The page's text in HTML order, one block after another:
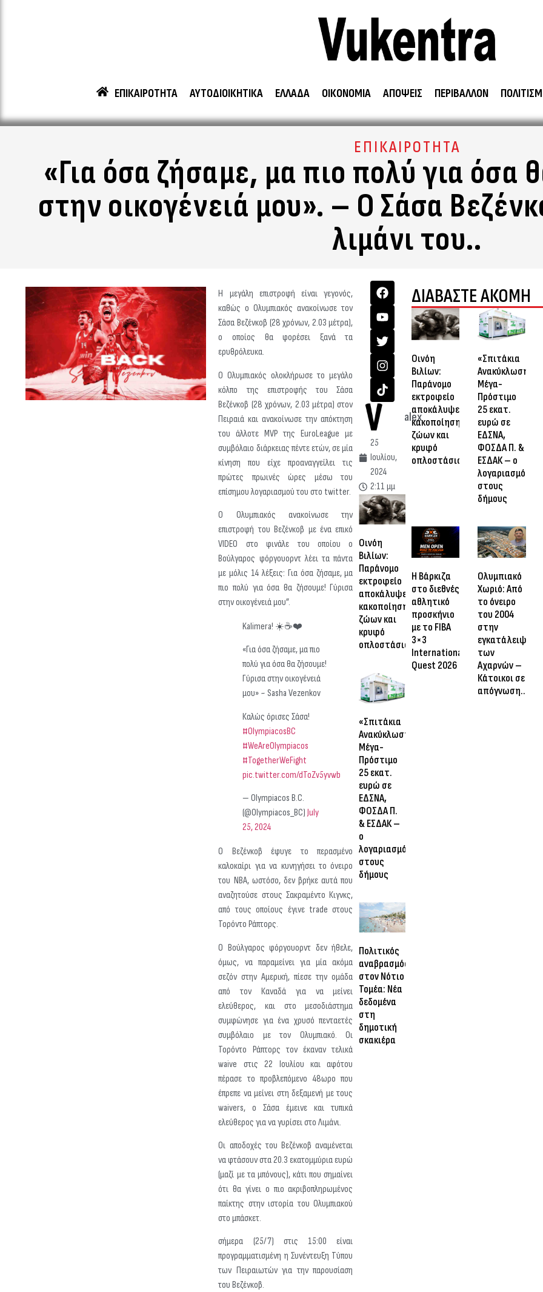
ΕΠΙΚΑΙΡΟΤΗΤΑ ΑΥΤΟΔΙΟΙΚΗΤΙΚΑ ΕΛΛΑΔΑ ΟΙΚΟΝΟΜΙΑ ΑΠΟΨΕΙΣ ΠΕΡΙΒΑΛΛΟΝ
ΕΠΙΚΑΙΡΟΤΗΤΑ
«Για όσα ζήσαμε, μα πιο πολύ για όσα
στην οικογένειά μου». – Ο Σάσα
λιμάνι του..
Η μεγάλη επιστροφή είναι γεγονός,
καθώς ο Ολυμπιακός ανακοίνωσε τον
Σάσα Βεζένκοβ (28 χρόνων, 2.03 μέτρα),
ο οποίος θα φορέσει ξανά τα
ερυθρόλευκα.
Ο Ολυμπιακός ολοκλήρωσε το μεγάλο
κόλπο της επιστροφής του Σάσα
Βεζένκοβ (28 χρόνων, 2.03 μέτρα) στον
Πειραιά και ανακοίνωσε την απόκτηση
του άλλοτε MVP της EuroLeague με
συμβόλαιο διάρκειας πέντε ετών, σε μία
κίνηση που είχε προαναγγείλει τις
πρώτες πρωινές ώρες μέσω του
επίσημου λογαριασμού του στο twitter.
Ο Ολυμπιακός ανακοίνωσε την
επιστροφή του Βεζένκοβ με ένα επικό
VIDEO στο φινάλε του οποίου ο
Βούλγαρος φόργουορντ λέει τα πάντα
με μόλις 14 λέξεις: Για όσα ζήσαμε, μα
πιο πολύ για όσα θα ζήσουμε! Γύρισα
στην οικογένειά μου”.
Kalimera! ☀️☕️❤️
«Για όσα ζήσαμε, μα πιο
πολύ για όσα θα ζήσουμε!
Γύρισα στην οικογένειά
μου» ~ Sasha Vezenkov
Καλώς όρισες Σάσα!
#OlympiacosBC
#WeAreOlympiacos
#TogetherWeFight
pic.twitter.com/dToZv5yvwb
— Olympiacos B.C.
(@Olympiacos_BC)July
25, 2024
Ο Βεζένκοβ έφυγε το περασμένο
καλοκαίρι για να κυνηγήσει το όνειρο
του NBA, ωστόσο, δεν βρήκε αυτά που
αναζητούσε στους Σακραμέντο Κιγνκς,
από τους οποίους έγινε trade στους
Τορόντο Ράπτορς.
Ο Βούλγαρος φόργουορντ δεν ήθελε,
όμως, να παραμείνει για μία ακόμα
σεζόν στην Αμερική, πίεσε την ομάδα
από τον Καναδά για να μείνει
ελεύθερος, και στο μεσοδιάστημα
συμφώνησε για ένα χρυσό πενταετές
συμβόλαιο με τον Ολυμπιακό. Οι
Τορόντο Ράπτορς τον έκαναν τελικά
waive στις 22 Ιουλίου και αφότου
πέρασε το προβλεπόμενο 48ωρο που
έπρεπε να μείνει στη δεξαμενή με τους
waivers, ο Σάσα έμεινε και τυπικά
ελεύθερος για να γυρίσει στο Λιμάνι.
Οι αποδοχές του Βεζένκοβ αναμένεται
να φτάσουν στα 20.3 εκατομμύρια ευρώ
(μαζί με τα μπόνους), κάτι που σημαίνει
ότι θα γίνει ο πιο ακριβοπληρωμένος
παίκτης στην ιστορία του Ολυμπιακού
στο μπάσκετ.
σήμερα (25/7) στις 15:00 είναι
προγραμματισμένη η Συνέντευξη Τύπου
των Πειραιωτών για την παρουσίαση
του Βεζένκοβ.
alex
25
Ιουλίου,
2024
2:11 μμ
Οινόη
Βιλίων:
Παράνομο
εκτροφείο
αποκάλυψε
κακοποίηση
ζώων και
κρυφό
οπλοστάσιο
«Σπιτάκια
Ανακύκλωσης»:
Μέγα-
Πρόστιμο
25 εκατ.
ευρώ σε
ΕΔΣΝΑ,
ΦΟΣΔΑ Π.
& ΕΣΔΑΚ –
ο
λογαριασμός
στους
δήμους
Πολιτικός
αναβρασμός
στον Νότιο
Τομέα: Νέα
δεδομένα
στη
δημοτική
σκακιέρα
ΔΙΑΒΑΣΤΕ ΑΚΟΜΗ
Οινόη
Βιλίων:
Παράνομο
εκτροφείο
αποκάλυψε
κακοποίηση
ζώων και
κρυφό
οπλοστάσιο
«Σπιτάκια
Ανακύκλωσης»:
Μέγα-
Πρόστιμο
25 εκατ.
ευρώ σε
ΕΔΣΝΑ,
ΦΟΣΔΑ Π. &
ΕΣΔΑΚ – ο
λογαριασμός
στους
δήμους
Η Βάρκιζα
στο διεθνές
αθλητικό
προσκήνιο
με το FIBA
3×3
International
Quest 2026
Ολυμπιακό
Χωριό: Από
το όνειρο
του 2004
στην
εγκατάλειψη
των
Αχαρνών –
Κάτοικοι σε
απόγνωση…